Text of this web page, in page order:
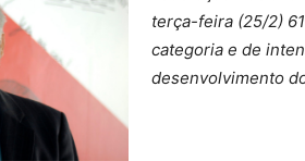
terça-feira (25/2)
categoria e de
desenvolvimento